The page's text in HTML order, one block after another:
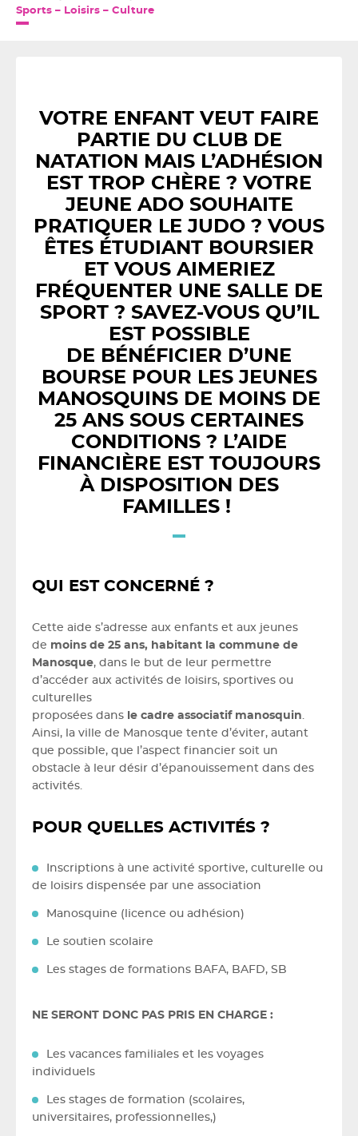
Sports – Loisirs – Culture
VOTRE ENFANT VEUT FAIRE
PARTIE DU CLUB DE
NATATION MAIS L’ADHÉSION
EST TROP CHÈRE ? VOTRE
JEUNE ADO SOUHAITE
PRATIQUER LE JUDO ? VOUS
ÊTES ÉTUDIANT BOURSIER
ET VOUS AIMERIEZ
FRÉQUENTER UNE SALLE DE
SPORT ? SAVEZ-VOUS QU’IL
EST POSSIBLE
DE BÉNÉFICIER D’UNE
BOURSE POUR LES JEUNES
MANOSQUINS DE MOINS DE
25 ANS SOUS CERTAINES
CONDITIONS ? L’AIDE
FINANCIÈRE EST TOUJOURS
À DISPOSITION DES
FAMILLES !
QUI EST CONCERNÉ ?
Cette aide s’adresse aux enfants et aux jeunes
de moins de 25 ans, habitant la commune de
Manosque, dans le but de leur permettre
d’accéder aux activités de loisirs, sportives ou
culturelles
proposées dans le cadre associatif manosquin.
Ainsi, la ville de Manosque tente d’éviter, autant
que possible, que l’aspect financier soit un
obstacle à leur désir d’épanouissement dans des
activités.
POUR QUELLES ACTIVITÉS ?
Inscriptions à une activité sportive, culturelle ou
de loisirs dispensée par une association
Manosquine (licence ou adhésion)
Le soutien scolaire
Les stages de formations BAFA, BAFD, SB
NE SERONT DONC PAS PRIS EN CHARGE :
Les vacances familiales et les voyages
individuels
Les stages de formation (scolaires,
universitaires, professionnelles,)